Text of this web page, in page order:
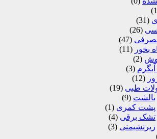
(31)
(26)
(47)
بخور (11)
(2)
(3)
(12)
طبی (19)
بالشت (9)
پشت کمری (1)
تشک برقی (4)
زیرنشیمنی (3)